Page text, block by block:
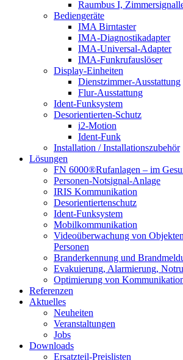
Raumbus I,
Bediengeräte
IMA Birntaster
IMA-Diagnostikadapter
IMA-Universal-Adapter
IMA-Funkrufauslöser
Display-Einheiten
Dienstzimmer-Ausstattung
Flur-Ausstattung
Ident-Funksystem
Desorientierten-Schutz
i2-Motion
Ident-Funk
Installation / Installationszubehör
Lösungen
FN 6000®Rufanlagen – im
Personen-Notsignal-Anlage
IRIS Kommunikation
Desorientiertenschutz
Ident-Funksystem
Mobilkommunikation
Videoüberwachung von
Personen
Branderkennung und
Evakuierung, Alarmierung,
Optimierung von
Referenzen
Aktuelles
Neuheiten
Veranstaltungen
Jobs
Downloads
Ersatzteil-Preislisten